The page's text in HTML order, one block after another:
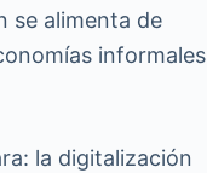
se alimenta de
informales
la digitalización